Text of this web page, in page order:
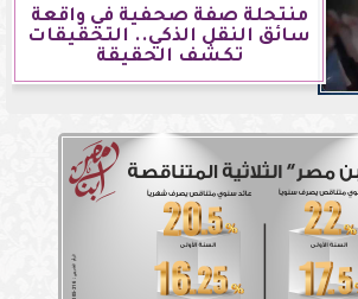
منتحلة صفة صحفية في واقعة
سائق النقل الذكي.. التحقيقات
تكشف الحقيقة